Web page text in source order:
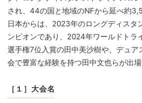
され、44の国と地域のNFから延べ約
日本からは、2023年のロングディスタ
ンピオンであり、2024年ワールドトラ
選手権7位入賞の田中美沙樹や、デュア
会で豊富な経験を持つ田中文也らが出場
［１］大会名